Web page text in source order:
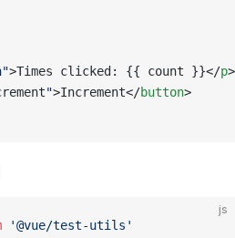
>Times clicked: {{ count }}</p>
">Increment</button>
js
'@vue/test-utils'